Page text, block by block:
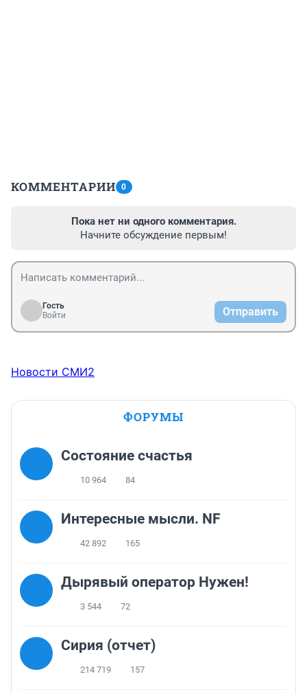
КОММЕНТАРИИ 0
Пока нет ни одного комментария.
Начните обсуждение первым!
Гость
Войти
Отправить
Новости СМИ2
ФОРУМЫ
Состояние счастья
10 964 84
Интересные мысли. NF
42 892 165
Дырявый оператор Нужен!
3 544 72
Сирия (отчет)
214 719 157